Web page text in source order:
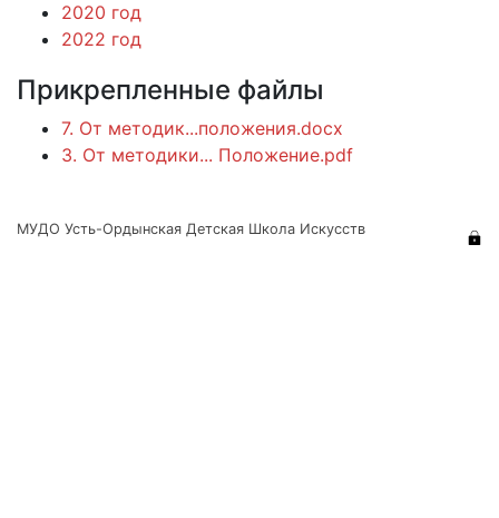
2020 год
2022 год
Прикрепленные файлы
7. От методик...положения.docx
3. От методики... Положение.pdf
МУДО Усть-Ордынская Детская Школа Искусств